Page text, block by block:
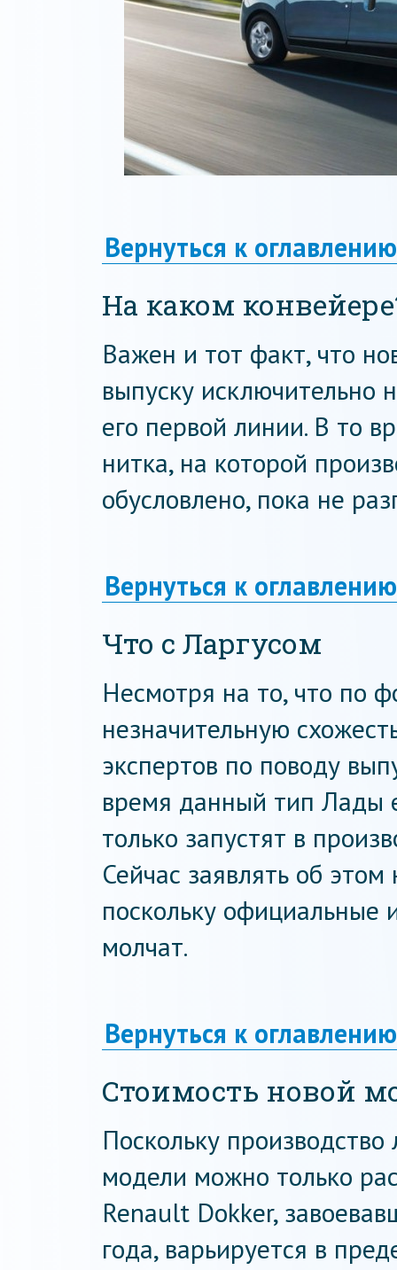
Вернуться к оглавлению
На каком
Важен и тот факт, что
выпуску исключительно
его первой линии. В то
нитка, на которой
обусловлено, пока не
Вернуться к оглавлению
Что с Ларгусом
Несмотря на то, что по
незначительную
экспертов по поводу
время данный тип Лады
только запустят в
Сейчас заявлять об
поскольку официальные
молчат.
Вернуться к оглавлению
Стоимость новой
Поскольку
модели можно только
Renault Dokker,
года, варьируется в